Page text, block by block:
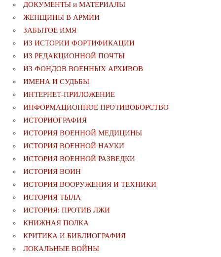
ДОКУМЕНТЫ и МАТЕРИАЛЫ
ЖЕНЩИНЫ В АРМИИ
ЗАБЫТОЕ ИМЯ
ИЗ ИСТОРИИ ФОРТИФИКАЦИИ
ИЗ РЕДАКЦИОННОЙ ПОЧТЫ
ИЗ ФОНДОВ ВОЕННЫХ АРХИВОВ
ИМЕНА И СУДЬБЫ
ИНТЕРНЕТ-ПРИЛОЖЕНИЕ
ИНФОРМАЦИОННОЕ ПРОТИВОБОРСТВО
ИСТОРИОГРАФИЯ
ИСТОРИЯ ВОЕННОЙ МЕДИЦИНЫ
ИСТОРИЯ ВОЕННОЙ НАУКИ
ИСТОРИЯ ВОЕННОЙ РАЗВЕДКИ
ИСТОРИЯ ВОИН
ИСТОРИЯ ВООРУЖЕНИЯ И ТЕХНИКИ
ИСТОРИЯ ТЫЛА
ИСТОРИЯ: ПРОТИВ ЛЖИ
КНИЖНАЯ ПОЛКА
КРИТИКА И БИБЛИОГРАФИЯ
ЛОКАЛЬНЫЕ ВОЙНЫ